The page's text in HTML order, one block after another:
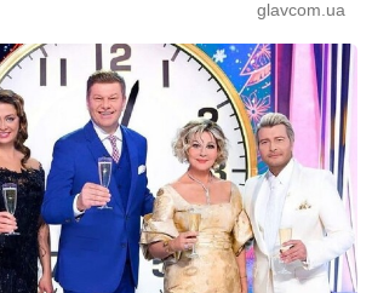
glavcom.ua